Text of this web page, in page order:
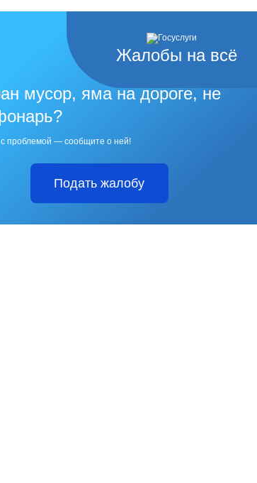
Жалобы на всё
мусор, яма на дороге, не
с проблемой — сообщите о ней!
Подать жалобу